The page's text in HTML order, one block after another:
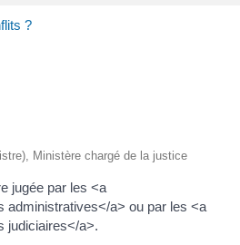
?
Ministère chargé de la justice
jugée par les <a
administratives</a> ou par les <a
judiciaires</a>.